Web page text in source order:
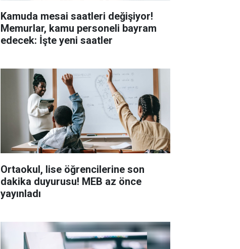
Kamuda mesai saatleri değişiyor!
Memurlar, kamu personeli bayram
edecek: İşte yeni saatler
Ortaokul, lise öğrencilerine son
dakika duyurusu! MEB az önce
yayınladı